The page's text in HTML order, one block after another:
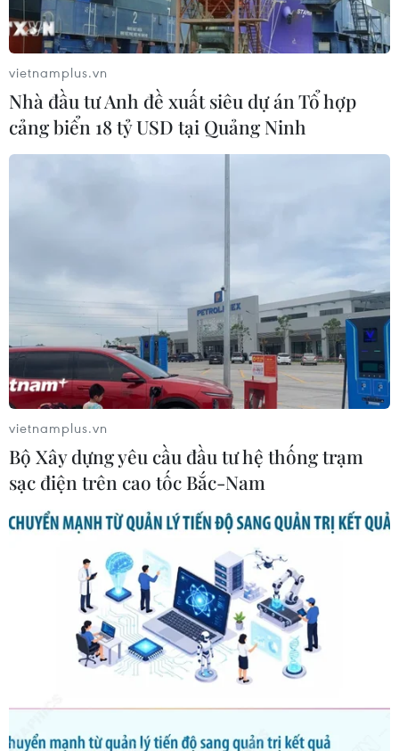
Sự kiện trong nước 11-17/9: Vây bắt 2 tử tù
trốn khỏi trại giam
18/09/2017 01:17
Cả hai tử tù trốn khỏi trại giam đã bị truy bắt và FTA Việt
Nam-EU có thể được thông qua vào mùa Hè 2018 là 2
trong số những sự kiện trong nước nổi bật tuần qua.
Tử tù trốn trại thứ hai bị công an tóm gọn
vietnamplus.vn
Nhà đầu tư Anh đề xuất siêu dự án Tổ hợp
cảng biển 18 tỷ USD tại Quảng Ninh
vietnamplus.vn
Bộ Xây dựng yêu cầu đầu tư hệ thống trạm
sạc điện trên cao tốc Bắc-Nam